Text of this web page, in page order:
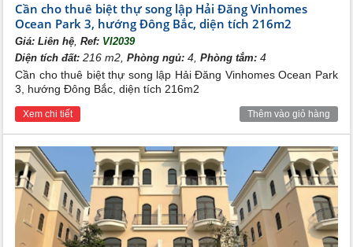
Cần cho thuê biệt thự song lập Hải Đăng Vinhomes
Ocean Park 3, hướng Đông Bắc, diện tích 216m2
Giá:Liên hệ ,Ref: VI2039
Diện tích đất: 216 m2,Phòng ngủ: 4,Phòng tắm: 4
Cần cho thuê biệt thự song lập Hải Đăng Vinhomes Ocean Park
3, hướng Đông Bắc, diện tích 216m2
Xem chi tiết Thêm vào giỏ hàng